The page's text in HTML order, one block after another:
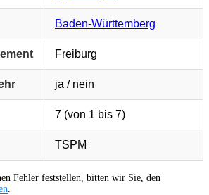
Baden-Württemberg
Freiburg
ja / nein
7 (von 1 bis 7)
TSPM
Fehler feststellen, bitten wir Sie, den